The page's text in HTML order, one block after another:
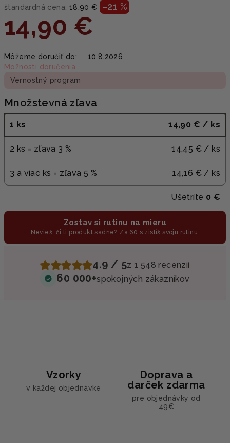
štandardná cena: 18,90 € –21 %
14,90 €
cena:
Môžeme doručiť do:
10.8.2026
Možnosti doručenia
Vernostný program
Množstevná zľava
1 ks 14,90 € / ks
2 ks = zľava 3 % 14,45 € / ks
3 a viac ks = zľava 5 % 14,16 € / ks
Ušetríte 0 €
Zostav si rutinu na mieru
Nevieš, či ti produkt sadne? Za 60 s zistíš svoju rutinu.
4.9 / 5z 1 548 recenzií
60 000+spokojných zákazníkov
Vzorky
v každej objednávke
Doprava a
darček zdarma
pre objednávky od
49€